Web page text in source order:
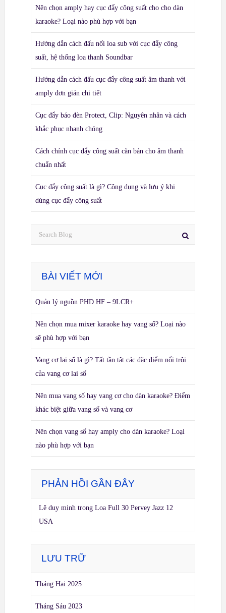
Nên chọn amply hay cục đẩy công suất cho cho dàn
karaoke? Loại nào phù hợp với bạn
Hướng dẫn cách đấu nối loa sub với cục đẩy công
suất, hệ thống loa thanh Soundbar
Hướng dẫn cách đấu cục đẩy công suất âm thanh với
amply đơn giản chi tiết
Cục đẩy báo đèn Protect, Clip: Nguyên nhân và cách
khắc phục nhanh chóng
Cách chỉnh cục đẩy công suất căn bản cho âm thanh
chuẩn nhất
Cục đẩy công suất là gì? Công dụng và lưu ý khi
dùng cục đẩy công suất
BÀI VIẾT MỚI
Quản lý nguồn PHD HF – 9LCR+
Nên chọn mua mixer karaoke hay vang số? Loại nào
sẽ phù hợp với bạn
Vang cơ lai số là gì? Tất tần tật các đặc điểm nổi trội
của vang cơ lai số
Nên mua vang số hay vang cơ cho dàn karaoke? Điểm
khác biệt giữa vang số và vang cơ
Nên chọn vang số hay amply cho dàn karaoke? Loại
nào phù hợp với bạn
PHẢN HỒI GẦN ĐÂY
Lê duy minh trong Loa Full 30 Pervey Jazz 12
USA
LƯU TRỮ
Tháng Hai 2025
Tháng Sáu 2023